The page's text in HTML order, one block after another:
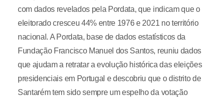
com dados revelados pela Pordata, que indicam que o
eleitorado cresceu 44% entre 1976 e 2021 no território
nacional. A Pordata, base de dados estatísticos da
Fundação Francisco Manuel dos Santos, reuniu dados
que ajudam a retratar a evolução histórica das eleições
presidenciais em Portugal e descobriu que o distrito de
Santarém tem sido sempre um espelho da votação